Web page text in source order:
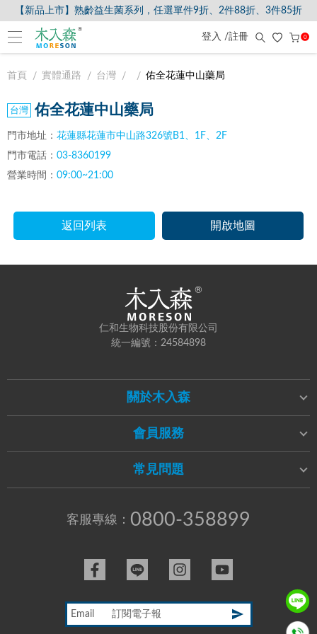
【新品上市】熟齡益生菌系列，任選單件9折、2件88折、3件85折
登入 /註冊 0
首頁 實體通路 台灣 佑全花蓮中山藥局
佑全花蓮中山藥局
門市地址： 花蓮縣花蓮市中山路326號B1、1F、2F
門市電話： 03-8360199
營業時間： 09:00~21:00
返回列表 開啟地圖
仁和生物科技股份有限公司
統一編號：24584898
關於木入森
會員服務
常見問題
客服專線： 0800-358899
Email